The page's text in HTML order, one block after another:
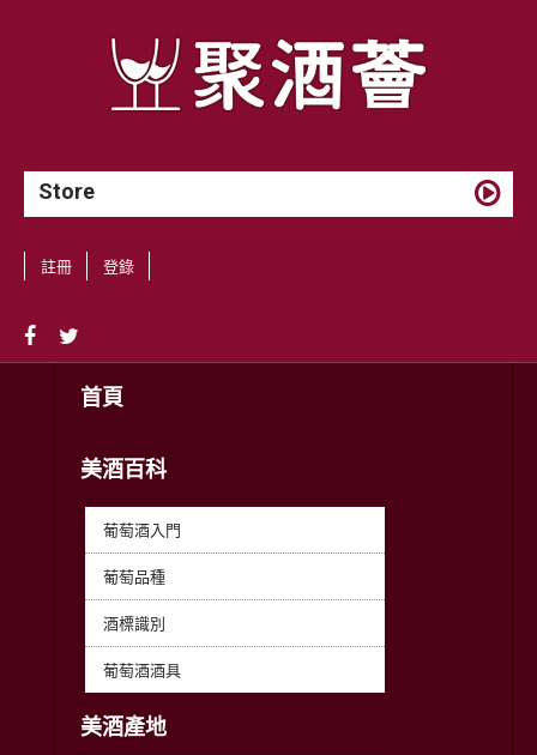
Store
註冊 登錄
首頁
美酒百科
葡萄酒入門
葡萄品種
酒標識別
葡萄酒酒具
美酒產地